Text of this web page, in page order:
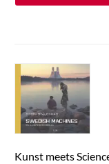
Kunst meets